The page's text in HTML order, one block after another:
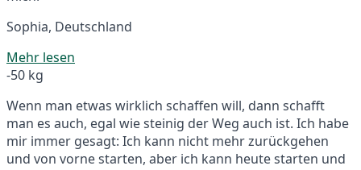
Sophia, Deutschland
Mehr lesen
-50 kg
Wenn man etwas wirklich schaffen will, dann schafft
man es auch, egal wie steinig der Weg auch ist. Ich habe
mir immer gesagt: Ich kann nicht mehr zurückgehen
und von vorne starten, aber ich kann heute starten und